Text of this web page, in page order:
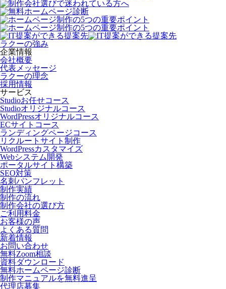
ラクーの強み
企業情報
会社概要
代表メッセージ
ラクーの理念
採用情報
サービス
Studioお任せコース
Studioオリジナルコース
WordPressオリジナルコース
ECサイトコース
ランディングページコース
リクルートサイト制作
WordPressカスタマイズ
Webシステム開発
ポータルサイト構築
SEO対策
名刺パンフレット
制作実績
制作の流れ
制作会社の選び方
ご利用料金
お客様の声
よくある質問
新着情報
お問い合わせ
無料Zoom相談
資料ダウンロード
無料ホームページ診断
制作マニュアルを無料進呈
代理店募集